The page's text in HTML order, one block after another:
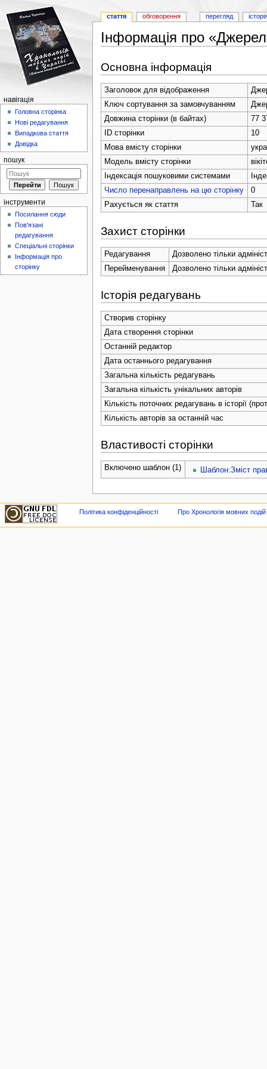
Інформація про
Основна інформація
Заголовок для відображення
Ключ сортування за замовчуванням
Довжина сторінки (в байтах)
77
ID сторінки
10
Мова вмісту сторінки
Модель вмісту сторінки
Індексація пошуковими системами
Число перенаправлень на цю сторінку
0
Рахується як стаття
Так
Захист сторінки
Редагування
Дозволено тільки
Перейменування
Дозволено тільки
Історія редагувань
Створив сторінку
Дата створення сторінки
Останній редактор
Дата останнього редагування
Загальна кількість редагувань
Загальна кількість унікальних авторів
Кількість поточних редагувань в історії
Кількість авторів за останній час
Властивості сторінки
Включено шаблон (1) Шаблон:Зміст
стаття обговорення перегляд
навігація
Головна сторінка
Нові редагування
Випадкова стаття
Довідка
пошук
інструменти
Посилання сюди
Пов'язані
редагування
Спеціальні сторінки
Інформація про
сторінку
Політика конфіденційності Про Хронологія мовних подій